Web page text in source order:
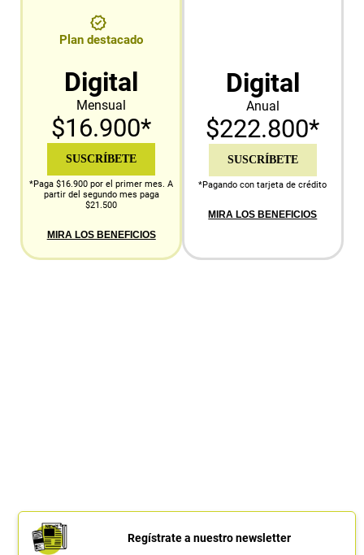
Plan destacado
Digital
Mensual
$16.900*
SUSCRÍBETE
*Paga $16.900 por el primer mes. A
partir del segundo mes paga
$21.500
MIRA LOS BENEFICIOS
Digital
Anual
$222.800*
SUSCRÍBETE
*Pagando con tarjeta de crédito
MIRA LOS BENEFICIOS
Regístrate a nuestro newsletter